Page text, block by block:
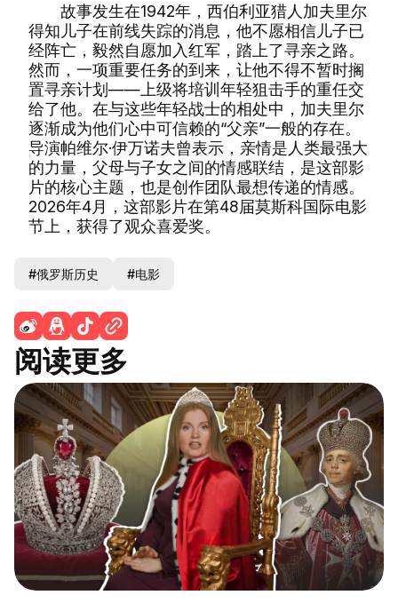
故事发生在1942年，西伯利亚猎人加夫里尔
得知儿子在前线失踪的消息，他不愿相信儿子已
经阵亡，毅然自愿加入红军，踏上了寻亲之路。
然而，一项重要任务的到来，让他不得不暂时搁
置寻亲计划——上级将培训年轻狙击手的重任交
给了他。在与这些年轻战士的相处中，加夫里尔
逐渐成为他们心中可信赖的“父亲”一般的存在。
导演帕维尔·伊万诺夫曾表示，亲情是人类最强大
的力量，父母与子女之间的情感联结，是这部影
片的核心主题，也是创作团队最想传递的情感。
2026年4月，这部影片在第48届莫斯科国际电影
节上，获得了观众喜爱奖。
#俄罗斯历史 #电影
阅读更多